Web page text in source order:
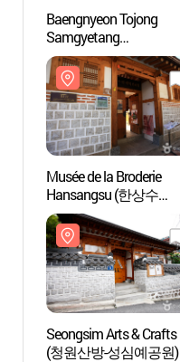
Baengnyeon Tojong
Samgyetang
(백년토종삼계탕)
Musée de la Broderie
Hansangsu (한상수
자수박물관)
Seongsim Arts & Crafts
(청원산방-성심예공원)